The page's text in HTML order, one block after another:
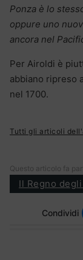
Ponza è lo
oppure uno
ancora nel
Per Airoldi è
abbiano ripreso
nel 1700.
Tutti gli articoli
Questo articolo fa
Il Regno
Condividi